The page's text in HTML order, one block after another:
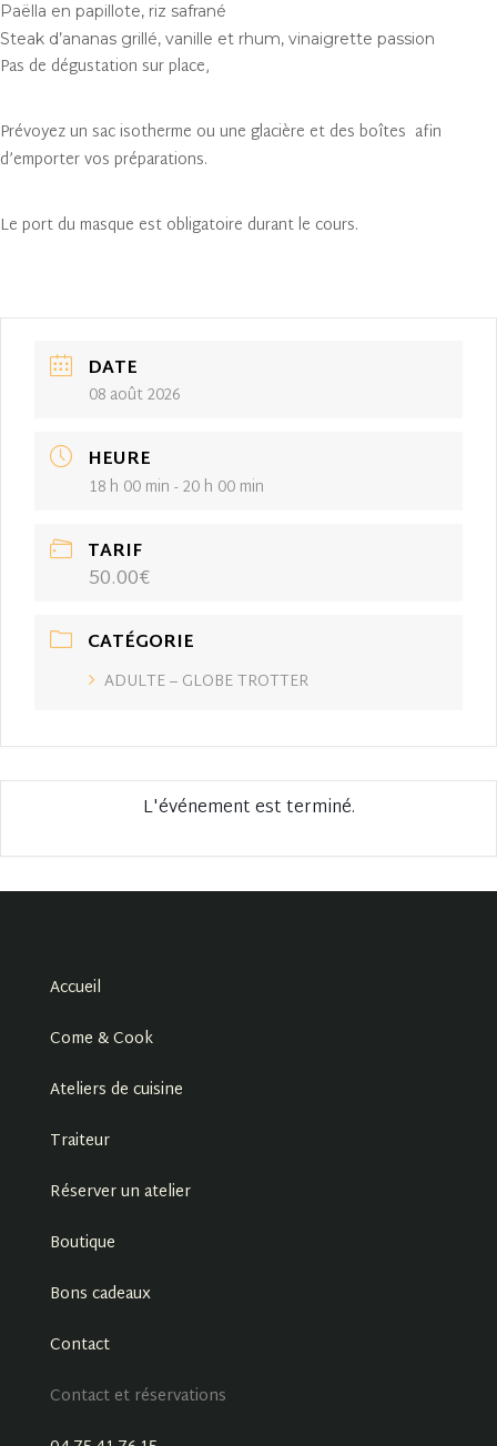
Paëlla en papillote, riz safrané
Steak d’ananas grillé, vanille et rhum, vinaigrette passion
Pas de dégustation sur place,
Prévoyez un sac isotherme ou une glacière et des boîtes afin
d’emporter vos préparations.
Le port du masque est obligatoire durant le cours.
DATE
08 août 2026
HEURE
18 h 00 min - 20 h 00 min
TARIF
50.00€
CATÉGORIE
ADULTE – GLOBE TROTTER
L'événement est terminé.
Accueil
Come & Cook
Ateliers de cuisine
Traiteur
Réserver un atelier
Boutique
Bons cadeaux
Contact
Contact et réservations